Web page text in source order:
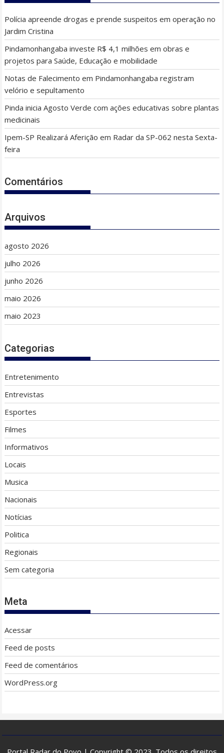
Polícia apreende drogas e prende suspeitos em operação no
Jardim Cristina
Pindamonhangaba investe R$ 4,1 milhões em obras e
projetos para Saúde, Educação e mobilidade
Notas de Falecimento em Pindamonhangaba registram
velório e sepultamento
Pinda inicia Agosto Verde com ações educativas sobre plantas
medicinais
Ipem-SP Realizará Aferição em Radar da SP-062 nesta Sexta-
feira
Comentários
Arquivos
agosto 2026
julho 2026
junho 2026
maio 2026
maio 2023
Categorias
Entretenimento
Entrevistas
Esportes
Filmes
Informativos
Locais
Musica
Nacionais
Notícias
Politica
Regionais
Sem categoria
Meta
Acessar
Feed de posts
Feed de comentários
WordPress.org